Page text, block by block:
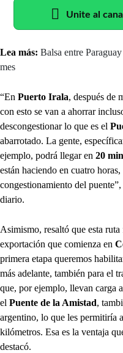
Unite al
Lea más: Balsa entre
mes
“En Puerto Irala, después de
con esto se van a ahorrar
descongestionar lo que es el
abarrotado. La gente,
ejemplo, podrá llegar en 20
están haciendo en cuatro
congestionamiento del
diario.
Asimismo, resaltó que esta
exportación que comienza en
primera etapa queremos
más adelante, también para el
que, por ejemplo, llevan carga
el Puente de la Amistad,
argentino, lo que les permitiría
kilómetros. Esa es la ventaja
destacó.